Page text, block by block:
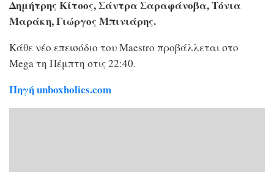
Δημήτρης Κίτσος, Σάντρα Σαραφάνοβα, Τόνια
Μαράκη, Γιώργος Μπινιάρης.
Κάθε νέο επεισόδιο του Maestro προβάλλεται στο
Mega τη Πέμπτη στις 22:40.
Πηγή unboxholics.com